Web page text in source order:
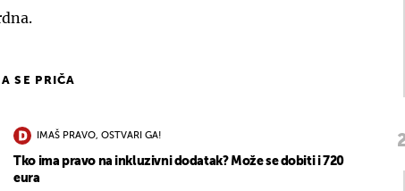
SE PRIČA
IMAŠ PRAVO, OSTVARI GA!
Tko ima pravo na inkluzivni dodatak? Može se dobiti i 720
eura